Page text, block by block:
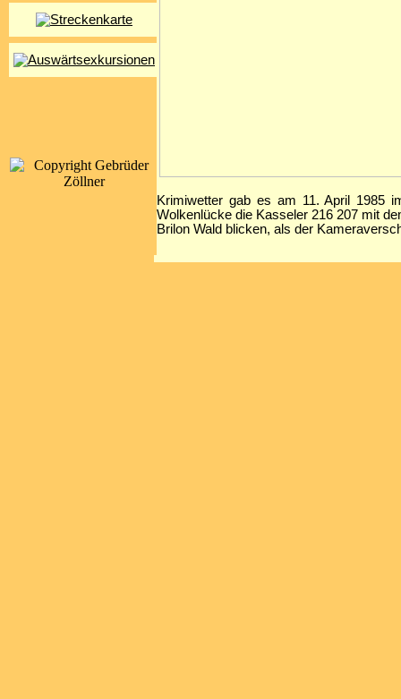
Krimiwetter gab es am 11. April 1985
Wolkenlücke die Kasseler 216 207 mit
Brilon Wald blicken, als der